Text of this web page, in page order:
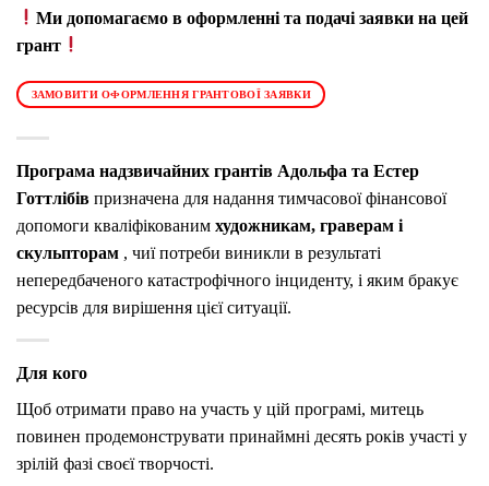
Ми допомагаємо в оформленні та подачі заявки на цей
грант
ЗАМОВИТИ ОФОРМЛЕННЯ ГРАНТОВОЇ ЗАЯВКИ
Програма надзвичайних грантів Адольфа та Естер
Готтлібів призначена для надання тимчасової фінансової
допомоги кваліфікованим художникам, граверам і
скульпторам , чиї потреби виникли в результаті
непередбаченого катастрофічного інциденту, і яким бракує
ресурсів для вирішення цієї ситуації.
Для кого
Щоб отримати право на участь у цій програмі, митець
повинен продемонструвати принаймні десять років участі у
зрілій фазі своєї творчості.